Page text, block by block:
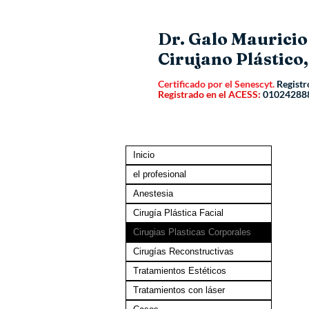
Dr. Galo
Cirujano
Certificado por el Senescyt.
Registrado en el ACESS:
Inicio
el profesional
Anestesia
Cirugía Plástica Facial
Cirugias Plasticas Corporales
Cirugías Reconstructivas
Tratamientos Estéticos
Tratamientos con láser